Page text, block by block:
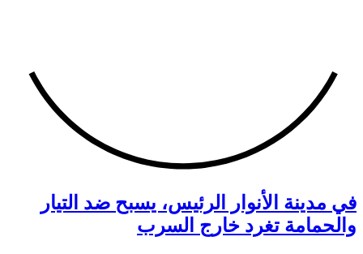
في مدينة الأنوار الرئيس، يسبح ضد التيار
والحمامة تغرد خارج السرب